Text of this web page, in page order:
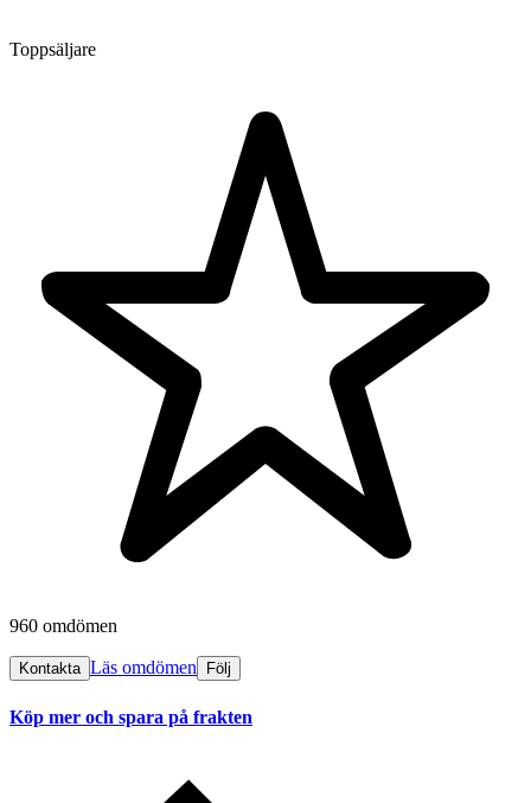
Toppsäljare
960 omdömen
Kontakta Läs omdömen Följ
Köp mer och spara på frakten